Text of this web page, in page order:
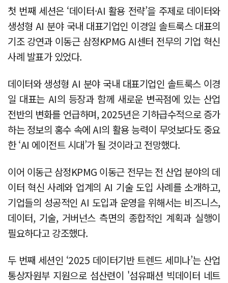
첫 번째 세션은 ‘데이터·AI 활용 전략’을 주제로 데이터와
생성형 AI 분야 국내 대표기업인 이경일 솔트룩스 대표의
기조 강연과 이동근 삼정KPMG AI센터 전무의 기업 혁신
사례 발표가 있었다.
데이터와 생성형 AI 분야 국내 대표기업인 솔트룩스 이경
일 대표는 AI의 등장과 함께 새로운 변곡점에 있는 산업
전반의 변화를 언급하며, 2025년은 기하급수적으로 증가
하는 정보의 홍수 속에 AI의 활용 능력이 무엇보다도 중요
한 ‘AI 에이전트 시대’가 될 것이라고 전망했다.
이어 이동근 삼정KPMG 이동근 전무는 전 산업 분야의 데
이터 혁신 사례와 업계의 AI 기술 도입 사례를 소개하고,
기업들의 성공적인 AI 도입과 운영을 위해서는 비즈니스,
데이터, 기술, 거버넌스 측면의 종합적인 계획과 실행이
필요하다고 강조했다.
두 번째 세션인 ‘2025 데이터기반 트렌드 세미나’는 산업
통상자원부 지원으로 섬산련이 '섬유패션 빅데이터 네트